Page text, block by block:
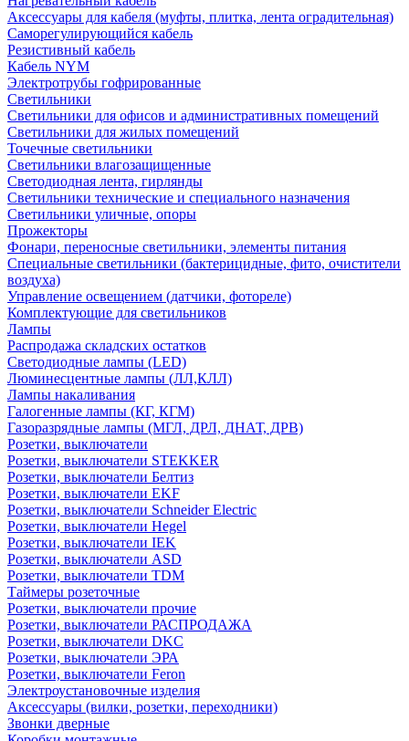
Аксессуары для кабеля (муфты, плитка, лента оградительная)
Саморегулирующийся кабель
Резистивный кабель
Кабель NYM
Электротрубы гофрированные
Светильники
Светильники для офисов и административных помещений
Светильники для жилых помещений
Точечные светильники
Светильники влагозащищенные
Светодиодная лента, гирлянды
Светильники технические и специального назначения
Светильники уличные, опоры
Прожекторы
Фонари, переносные светильники, элементы питания
Специальные светильники (бактерицидные, фито, очистители
воздуха)
Управление освещением (датчики, фотореле)
Комплектующие для светильников
Лампы
Распродажа складских остатков
Светодиодные лампы (LED)
Люминесцентные лампы (ЛЛ,КЛЛ)
Лампы накаливания
Галогенные лампы (КГ, КГМ)
Газоразрядные лампы (МГЛ, ДРЛ, ДНАТ, ДРВ)
Розетки, выключатели
Розетки, выключатели STEKKER
Розетки, выключатели Белтиз
Розетки, выключатели EKF
Розетки, выключатели Schneider Electric
Розетки, выключатели Hegel
Розетки, выключатели IEK
Розетки, выключатели ASD
Розетки, выключатели TDM
Таймеры розеточные
Розетки, выключатели прочие
Розетки, выключатели РАСПРОДАЖА
Розетки, выключатели DKC
Розетки, выключатели ЭРА
Розетки, выключатели Feron
Электроустановочные изделия
Аксессуары (вилки, розетки, переходники)
Звонки дверные